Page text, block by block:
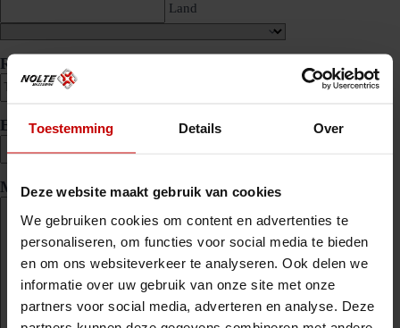
Toestemming Details Over
Deze website maakt gebruik van cookies
We gebruiken cookies om content en advertenties te
personaliseren, om functies voor social media te bieden
en om ons websiteverkeer te analyseren. Ook delen we
informatie over uw gebruik van onze site met onze
partners voor social media, adverteren en analyse. Deze
Land
Rufnummer
E-Mail Adresse (erforderlich)
Motivation (erforderlich)